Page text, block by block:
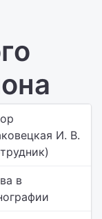
И. В.
в